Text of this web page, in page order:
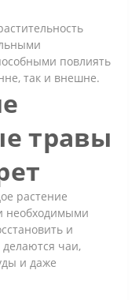
повлиять
так и внешне.
травы
растение
необходимыми
и
чаи,
и даже